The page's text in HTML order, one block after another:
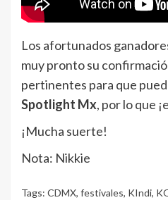
Los afortunados
muy pronto su
pertinentes para que
Spotlight Mx, por lo que
¡Mucha suerte!
Nota: Nikkie
Tags: CDMX, festivales, KIndi,